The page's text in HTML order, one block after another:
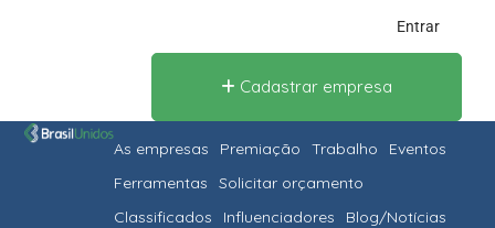
Entrar
Cadastrar empresa
As empresas Premiação Trabalho
Eventos
Ferramentas
Solicitar orçamento
Classificados
Influenciadores Blog/Notícias